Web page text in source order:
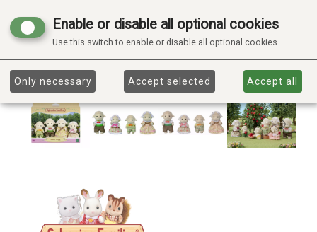
Enable or disable all optional cookies
Use this switch to enable or disable all optional cookies.
Only necessary Accept selected Accept all